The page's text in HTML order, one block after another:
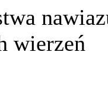
wierzeń